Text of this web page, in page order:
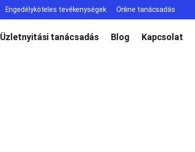
Engedélyköteles tevékenységek Online tanácsadás
Üzletnyitási tanácsadás Blog Kapcsolat